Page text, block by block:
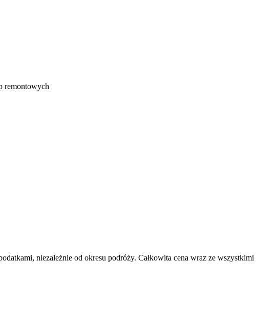
remontowych
niezależnie od okresu podróży. Całkowita cena wraz ze